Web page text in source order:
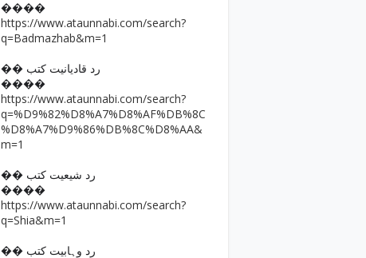
����
https://www.ataunnabi.com/search?
q=Badmazhab&m=1
�� رد قادیانیت کتب
����
https://www.ataunnabi.com/search?
q=%D9%82%D8%A7%D8%AF%DB%8C
%D8%A7%D9%86%DB%8C%D8%AA&
m=1
�� رد شیعیت کتب
����
https://www.ataunnabi.com/search?
q=Shia&m=1
�� رد وہابیت کتب